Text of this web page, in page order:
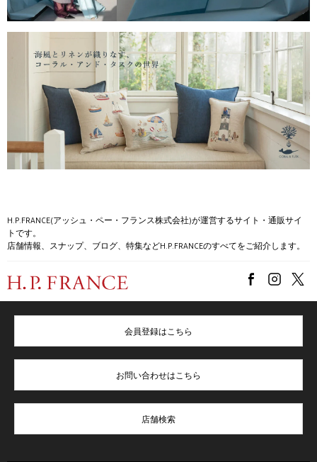
H.P.FRANCE(アッシュ・ペー・フランス株式会社)が運営するサイト・通販サイ
トです。
店舗情報、スナップ、ブログ、特集などH.P.FRANCEのすべてをご紹介します。
会員登録はこちら
お問い合わせはこちら
店舗検索